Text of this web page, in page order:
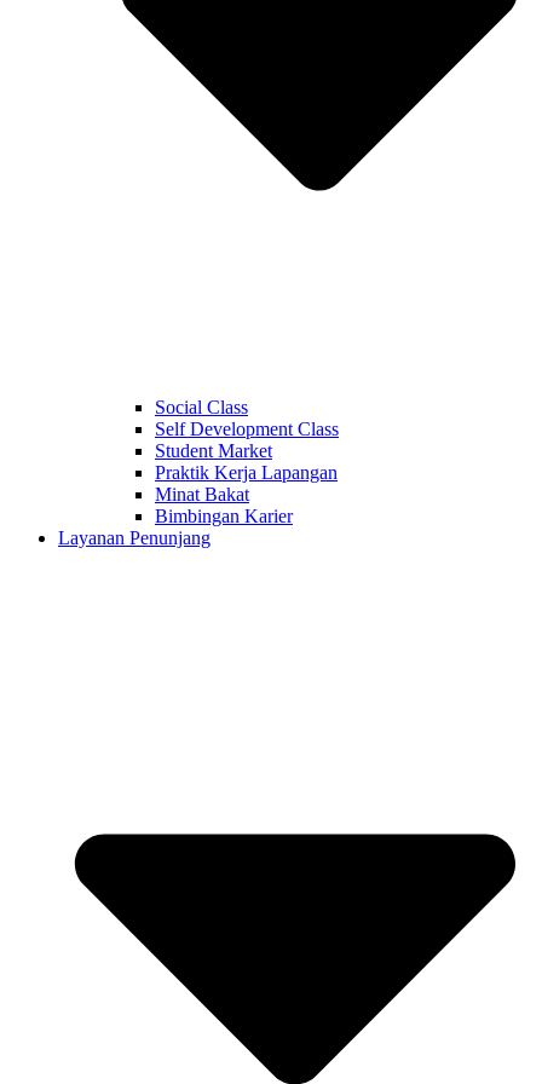
Social Class
Self Development Class
Student Market
Praktik Kerja Lapangan
Minat Bakat
Bimbingan Karier
Layanan Penunjang